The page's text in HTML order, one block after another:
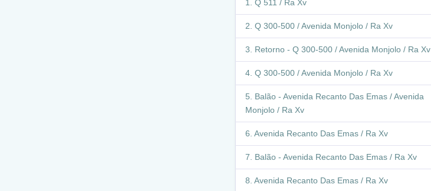
Q 511 / Ra Xv
Q 300-500 / Avenida Monjolo / Ra Xv
Retorno - Q 300-500 / Avenida Monjolo / Ra Xv
Q 300-500 / Avenida Monjolo / Ra Xv
Balão - Avenida Recanto Das Emas / Avenida
Monjolo / Ra Xv
Avenida Recanto Das Emas / Ra Xv
Balão - Avenida Recanto Das Emas / Ra Xv
Avenida Recanto Das Emas / Ra Xv